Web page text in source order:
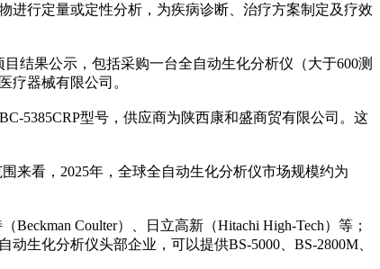
进行定量或定性分析，为疾病诊断、治疗方案制定及疗效
结果公示，包括采购一台全自动生化分析仪（大于600测
疗器械有限公司。
5385CRP型号，供应商为陕西康和盛商贸有限公司。这
来看，2025年，全球全自动生化分析仪市场规模约为
Coulter）、日立高新（Hitachi High-Tech）等；
生化分析仪头部企业，可以提供BS-5000、BS-2800M、